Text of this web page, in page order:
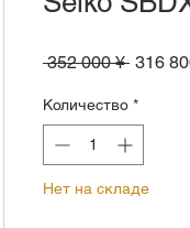
352 000 ¥ 316
Количество *
Нет на складе